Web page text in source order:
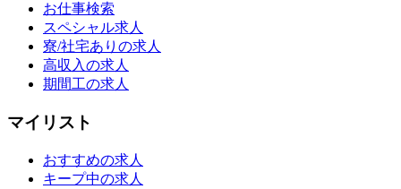
お仕事検索
スペシャル求人
寮/社宅ありの求人
高収入の求人
期間工の求人
マイリスト
おすすめの求人
キープ中の求人